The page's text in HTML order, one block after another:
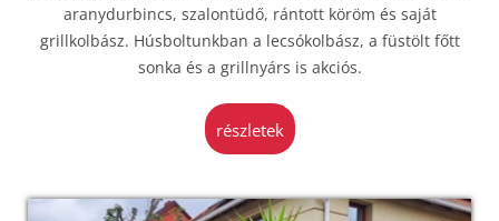
aranydurbincs, szalontüdő, rántott köröm és saját
grillkolbász. Húsboltunkban a lecsókolbász, a füstölt főtt
sonka és a grillnyárs is akciós.
részletek